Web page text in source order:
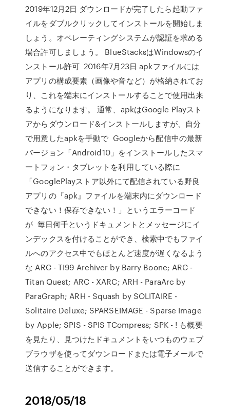
2019年12月2日 ダウンロードが完了したら起動ファ
イルをダブルクリックしてインストールを開始しま
しょう。オペレーティングシステムが認証を求める
場合許可しましょう。 BlueStacksはWindowsのイ
ンストール許可 2016年7月23日 apkファイルには
アプリの構成要素（画像や音など）が格納されてお
り、これを端末にインストールすることで使用出来
るようになります。 通常、apkはGoogle Playスト
アからダウンロード&インストールしますが、自分
で用意したapkを手動で Googleから配信中の最新
バージョン「Android10」をインストールしたスマ
ートフォン・タブレットを利用している際に
「GooglePlayストア以外にて配信されている野良
アプリの『apk』ファイルを端末内にダウンロード
できない！保存できない！」というエラーコード
が 毎日何千というドキュメントとメッセージにイ
ンデックスを付けることができ、検索中でもファイ
ルへのアクセス中でもほとんど速度が遅くなるよう
な ARC - TI99 Archiver by Barry Boone; ARC -
Titan Quest; ARC - XARC; ARH - ParaArc by
ParaGraph; ARH - Squash by SOLITAIRE -
Solitaire Deluxe; SPARSEIMAGE - Sparse Image
by Apple; SPIS - SPIS TCompress; SPK - ! も概要
を見たり、見つけたドキュメントをいつものウェブ
ブラウザを使ってダウンロードまたは電子メールで
送信することができます。
2018/05/18